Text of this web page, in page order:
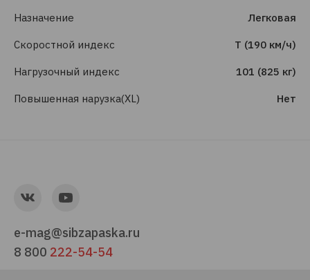
Назначение Легковая
Скоростной индекс T (190 км/ч)
Нагрузочный индекс 101 (825 кг)
Повышенная нарузка(XL) Нет
e-mag@sibzapaska.ru
8 800 222-54-54